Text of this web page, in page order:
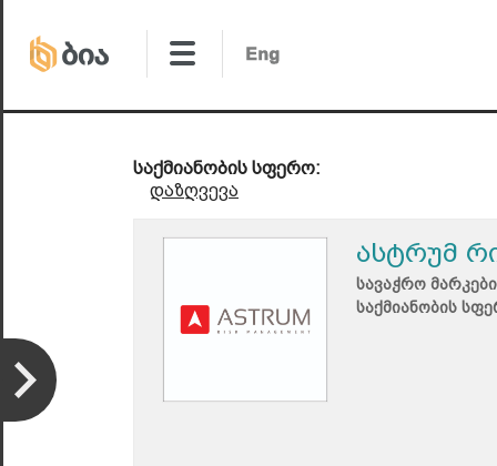
საქმიანობის სფერო:
დაზღვევა
ასტრუმ
სავაჭრო
საქმიანობის